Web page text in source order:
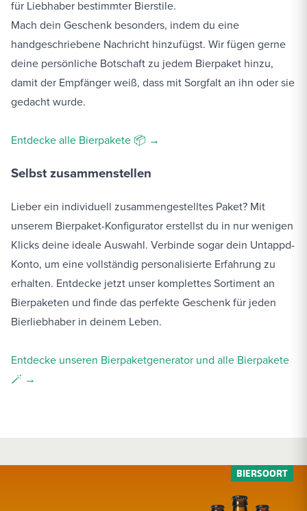
für Liebhaber bestimmter Bierstile.
Mach dein Geschenk besonders, indem du eine
handgeschriebene Nachricht hinzufügst. Wir fügen gerne
deine persönliche Botschaft zu jedem Bierpaket hinzu,
damit der Empfänger weiß, dass mit Sorgfalt an ihn oder sie
gedacht wurde.
Entdecke alle Bierpakete 📦 →
Selbst zusammenstellen
Lieber ein individuell zusammengestelltes Paket? Mit
unserem Bierpaket-Konfigurator erstellst du in nur wenigen
Klicks deine ideale Auswahl. Verbinde sogar dein Untappd-
Konto, um eine vollständig personalisierte Erfahrung zu
erhalten. Entdecke jetzt unser komplettes Sortiment an
Bierpaketen und finde das perfekte Geschenk für jeden
Bierliebhaber in deinem Leben.
Entdecke unseren Bierpaketgenerator und alle Bierpakete
🪄 →